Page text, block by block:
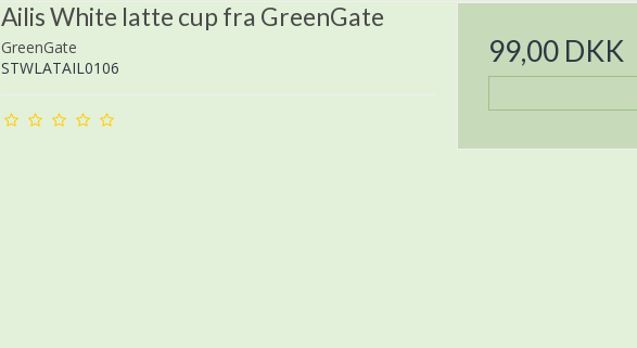
Ailis White latte cup fra GreenGate
GreenGate
STWLATAIL0106
99,00 DKK